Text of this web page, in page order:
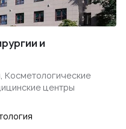
и
Косметологические
центры